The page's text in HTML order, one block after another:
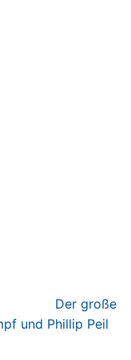
Der große
und Phillip Peil